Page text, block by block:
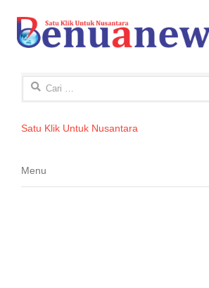
Cari
Satu Klik Untuk Nusantara
Menu
Menu